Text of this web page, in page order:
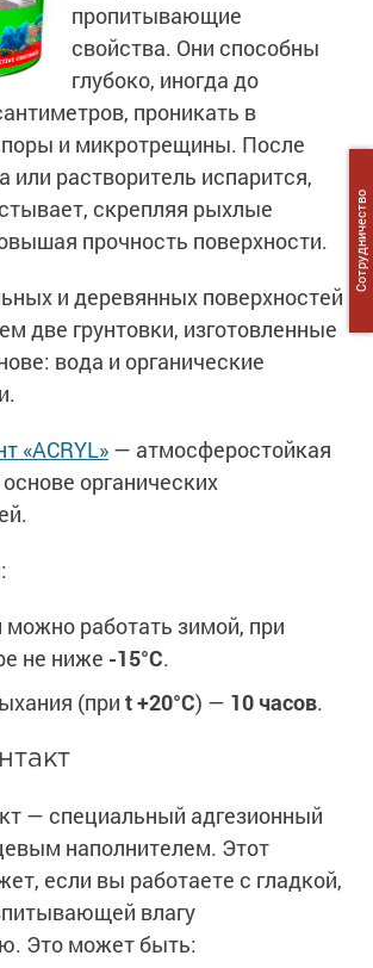
пропитывающие
свойства. Они способны
глубоко, иногда до
проникать в
и микротрещины. После
или растворитель испарится,
скрепляя рыхлые
прочность поверхности.
и деревянных поверхностей
две грунтовки, изготовленные
вода и органические
«ACRYL» — атмосферостойкая
органических
можно работать зимой, при
не ниже -15°С.
(при t +20°С) — 10 часов.
— специальный адгезионный
наполнителем. Этот
если вы работаете с гладкой,
влагу
Это может быть:
Сотрудничество